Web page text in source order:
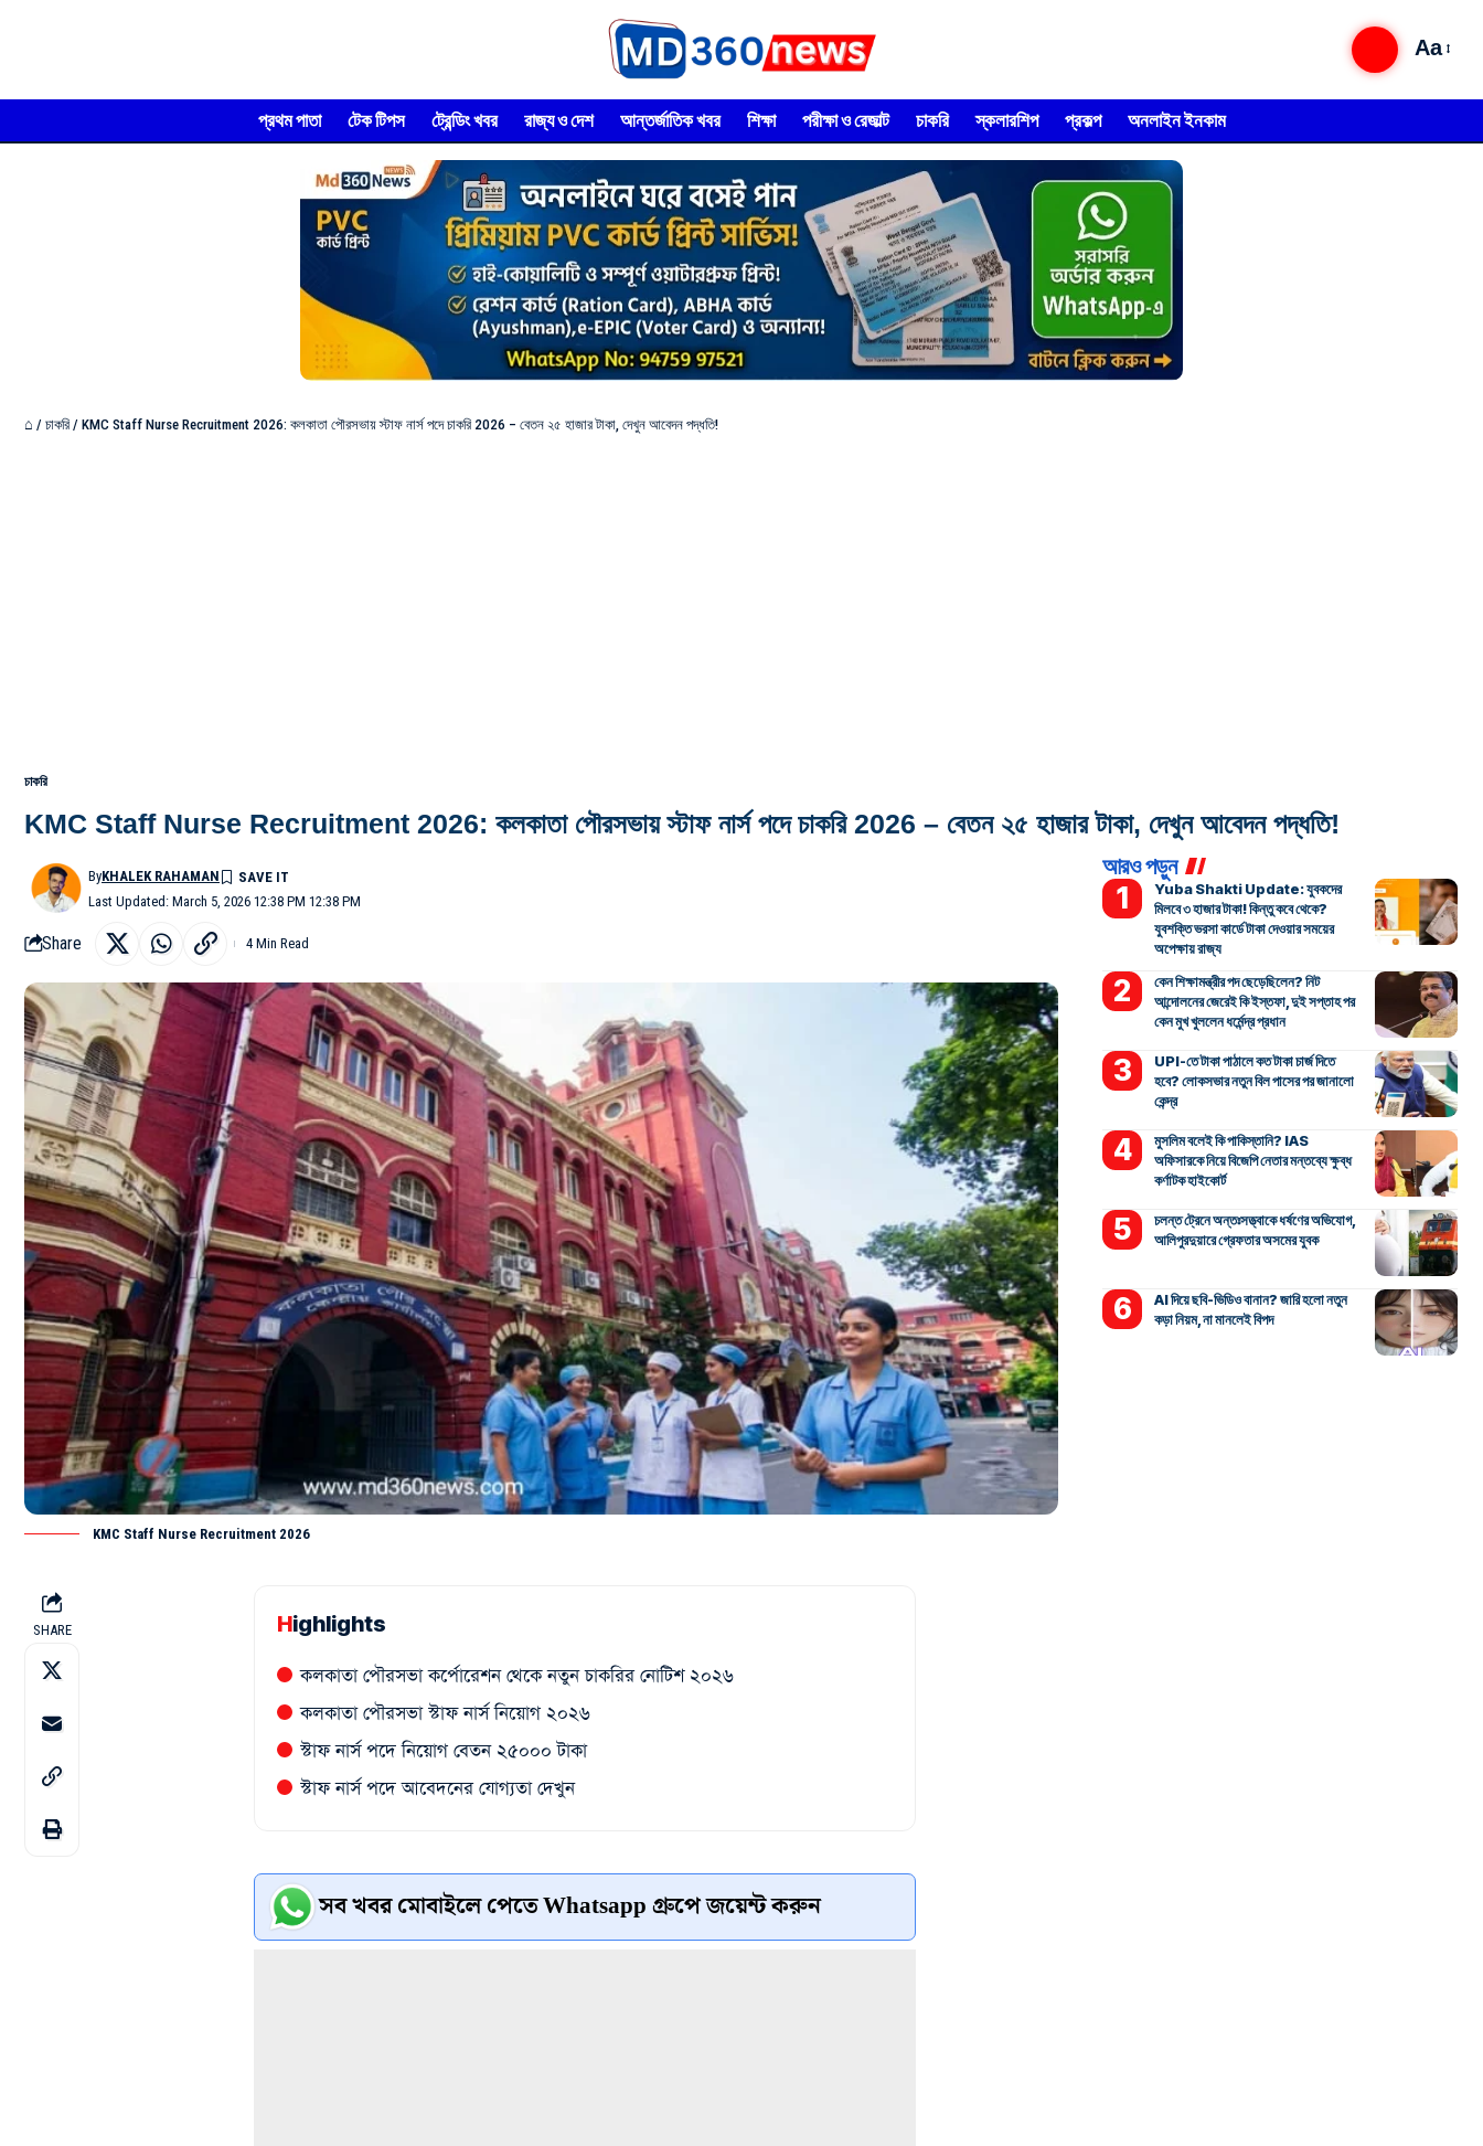
Aa
প্রথম পাতা টেক টিপস ট্রেন্ডিং খবর রাজ্য ও দেশ আন্তর্জাতিক খবর শিক্ষা পরীক্ষা ও রেজাল্ট চাকরি স্কলারশিপ প্রকল্প অনলাইন ইনকাম
⌂ / চাকরি / KMC Staff Nurse Recruitment 2026: কলকাতা পৌরসভায় স্টাফ নার্স পদে চাকরি 2026 – বেতন ২৫ হাজার টাকা, দেখুন আবেদন পদ্ধতি!
চাকরি
KMC Staff Nurse Recruitment 2026: কলকাতা পৌরসভায় স্টাফ নার্স পদে চাকরি 2026 – বেতন ২৫ হাজার টাকা, দেখুন আবেদন পদ্ধতি!
Last Updated: March 5, 2026 12:38 PM 12:38 PM
ByKHALEK RAHAMAN
Share 4 Min Read
KMC Staff Nurse Recruitment 2026
SHARE Highlights
কলকাতা পৌরসভা কর্পোরেশন থেকে নতুন চাকরির নোটিশ ২০২৬
কলকাতা পৌরসভা স্টাফ নার্স নিয়োগ ২০২৬
স্টাফ নার্স পদে নিয়োগ বেতন ২৫০০০ টাকা
স্টাফ নার্স পদে আবেদনের যোগ্যতা দেখুন
সব খবর মোবাইলে পেতে Whatsapp গ্রুপে জয়েন্ট করুন
আরও পড়ুন
Yuba Shakti Update: যুবকদের
মিলবে ৩ হাজার টাকা! কিন্তু কবে থেকে?
যুবশক্তি ভরসা কার্ডে টাকা দেওয়ার সময়ের
অপেক্ষায় রাজ্য
কেন শিক্ষামন্ত্রীর পদ ছেড়েছিলেন? নিট
আন্দোলনের জেরেই কি ইস্তফা, দুই সপ্তাহ পর
কেন মুখ খুললেন ধর্মেন্দ্র প্রধান
UPI-তে টাকা পাঠালে কত টাকা চার্জ দিতে
হবে? লোকসভার নতুন বিল পাসের পর জানালো
কেন্দ্র
মুসলিম বলেই কি পাকিস্তানি? IAS
অফিসারকে নিয়ে বিজেপি নেতার মন্তব্যে ক্ষুব্ধ
কর্ণাটক হাইকোর্ট
চলন্ত ট্রেনে অন্তঃসত্ত্বাকে ধর্ষণের অভিযোগ,
আলিপুরদুয়ারে গ্রেফতার অসমের যুবক
AI দিয়ে ছবি-ভিডিও বানান? জারি হলো নতুন
কড়া নিয়ম, না মানলেই বিপদ